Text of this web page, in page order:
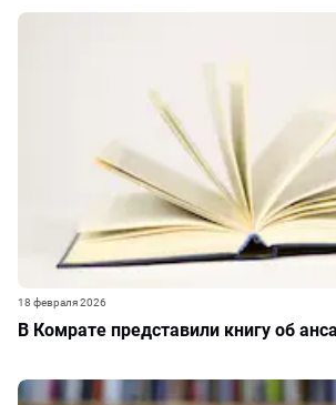
В Комрате представили книгу об
18 февраля 2026